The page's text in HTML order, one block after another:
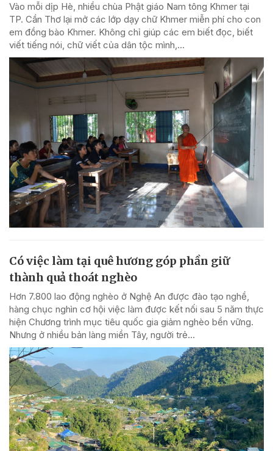
Vào mỗi dịp Hè, nhiều chùa Phật giáo Nam tông Khmer tại
TP. Cần Thơ lại mở các lớp dạy chữ Khmer miễn phí cho con
em đồng bào Khmer. Không chỉ giúp các em biết đọc, biết
viết tiếng nói, chữ viết của dân tộc mình,...
Có việc làm tại quê hương góp phần giữ
thành quả thoát nghèo
Hơn 7.800 lao động nghèo ở Nghệ An được đào tạo nghề,
hàng chục nghìn cơ hội việc làm được kết nối sau 5 năm thực
hiện Chương trình mục tiêu quốc gia giảm nghèo bền vững.
Nhưng ở nhiều bản làng miền Tây, người trẻ...